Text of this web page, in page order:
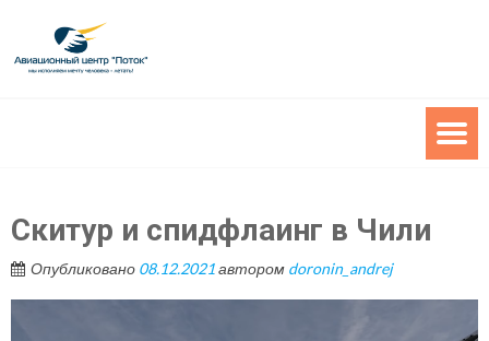
Скитур и спидфлаинг в Чили
Опубликовано 08.12.2021автором doronin_andrej